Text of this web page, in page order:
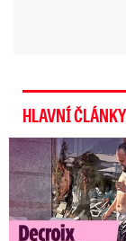
HLAVNÍ ČLÁNKY
Exministryně s